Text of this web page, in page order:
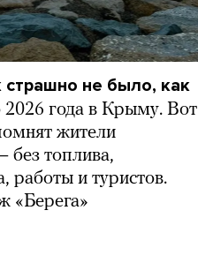
страшно не было, как
2026 года в Крыму. Вот
жители
без топлива,
работы и туристов.
«Берега»